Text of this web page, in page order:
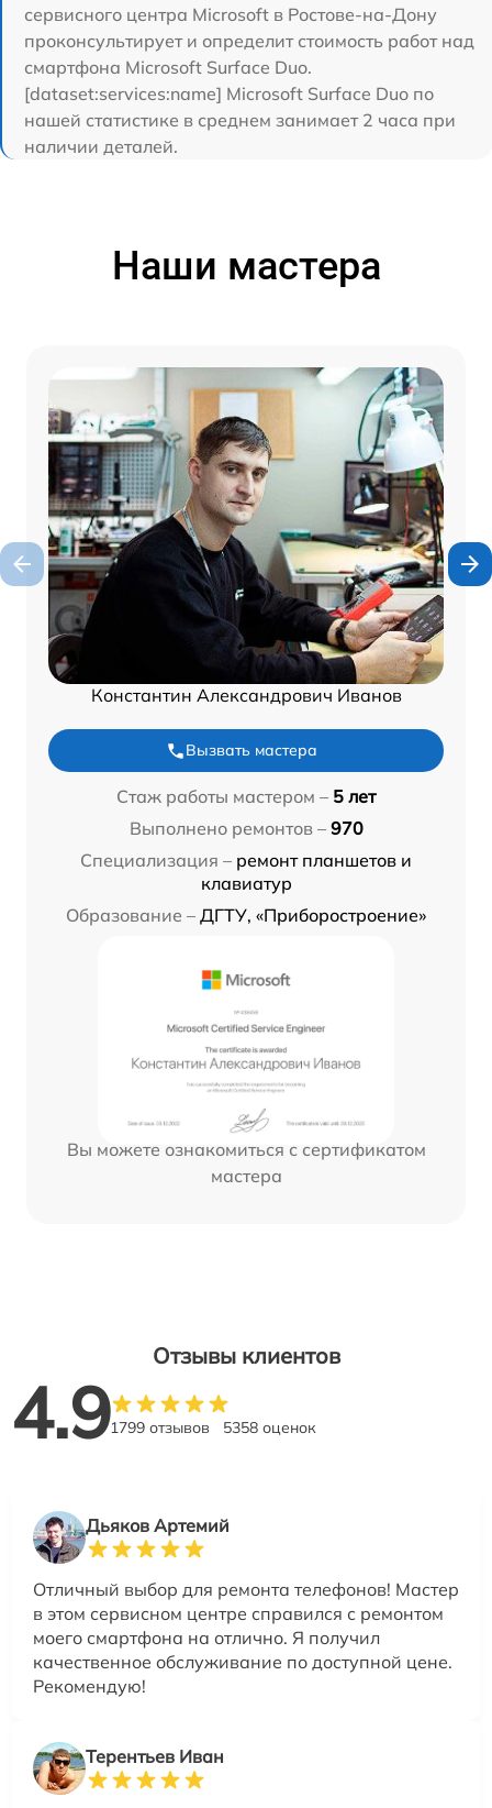
сервисного центра Microsoft в Ростове-на-Дону
проконсультирует и определит стоимость работ над
смартфона Microsoft Surface Duo.
[dataset:services:name] Microsoft Surface Duo по
нашей статистике в среднем занимает 2 часа при
наличии деталей.
Наши мастера
Константин Александрович Иванов
Вызвать мастера
Стаж работы мастером – 5 лет
Выполнено ремонтов – 970
Специализация – ремонт планшетов и
клавиатур
Образование – ДГТУ, «Приборостроение»
Вы можете ознакомиться с сертификатом
мастера
Отзывы клиентов
4.91799 отзывов 5358 оценок
Дьяков Артемий
Отличный выбор для ремонта телефонов! Мастер
в этом сервисном центре справился с ремонтом
моего смартфона на отлично. Я получил
качественное обслуживание по доступной цене.
Рекомендую!
Терентьев Иван